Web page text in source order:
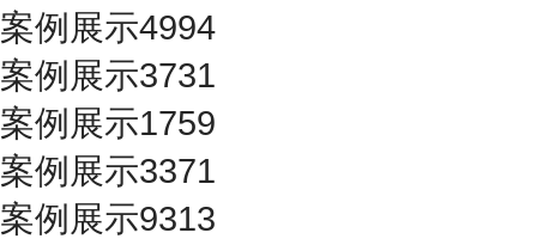
案例展示4994
案例展示3731
案例展示1759
案例展示3371
案例展示9313